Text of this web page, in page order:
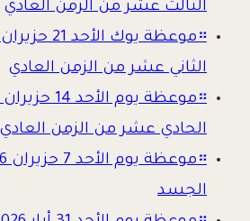
الثالث عشر من الزمن العادي
።
الثاني عشر من الزمن العادي
።
الحادي عشر من الزمن العادي
።
الجسد